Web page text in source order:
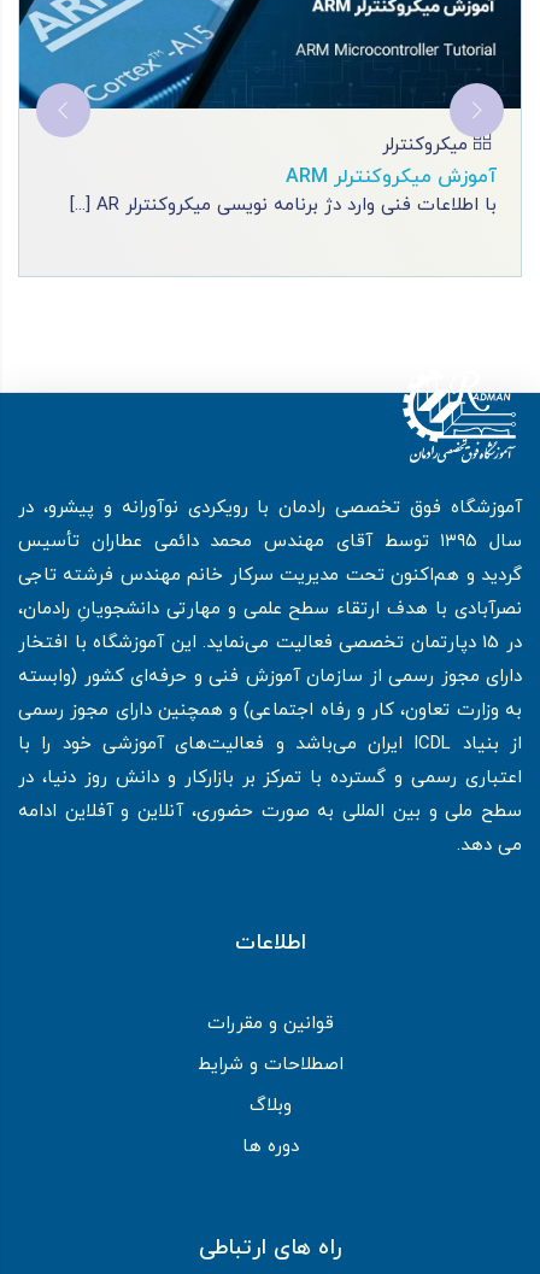
میکروکنترلر
آموزش میکروکنترلر AVR
آموزش کامل AVR از مبتدی تا حرفه ‌ای: با گام‌ های س [...]
آموزشگاه فوق تخصصی رادمان با رویکردی نوآورانه و پیشرو، در
سال ۱۳۹۵ توسط آقای مهندس محمد دائمی عطاران تأسیس
گردید و هم‌اکنون تحت مدیریت سرکار خانم مهندس فرشته تاجی
نصرآبادی با هدف ارتقاء سطح علمی و مهارتی دانشجویانِ رادمان،
در 15 دپارتمان تخصصی فعالیت می‌نماید. این آموزشگاه با افتخار
دارای مجوز رسمی از سازمان آموزش فنی و حرفه‌ای کشور (وابسته
به وزارت تعاون، کار و رفاه اجتماعی) و همچنین دارای مجوز رسمی
از بنیاد ICDL ایران می‌باشد و فعالیت‌های آموزشی خود را با
اعتباری رسمی و گسترده با تمرکز بر بازارکار و دانش روز دنیا، در
سطح ملی و بین المللی به صورت حضوری، آنلاین و آفلاین ادامه
می دهد.
اطلاعات
قوانین و مقررات
اصطلاحات و شرایط
وبلاگ
دوره ها
راه های ارتباطی